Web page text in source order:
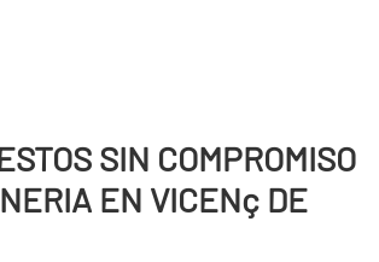
SIN COMPROMISO
EN VICENç DE